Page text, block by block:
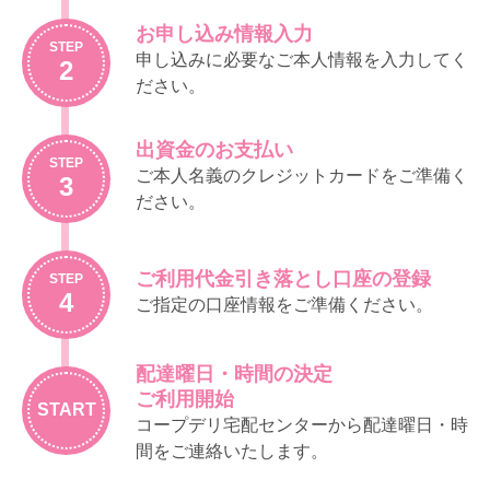
た商品の提供に関わる部分を除き、サー
ビスの提供の停止について、生協は責任
を負わないものとします。
第３条
組合員は、生協の定めにしたがって利用
登録を行うことで、前条に定める宅配事
業のサービスを利用することができま
います）の引落しに利用する銀行等金融
機関の口座の登録が必要です。登録口座
として、本人以外の口座を登録する場合
らの異議については、利用者が責任をも
って対応することとします。
未成年者が宅配事業の利用を希望する場
合は、当生協が定める利用限度額の範囲
達します。
利用者は、前項に定めるサービスのほ
か、次の事項のために宅配事業の仕組み
①各種サービス事業に関する紹介依頼
（生協は依頼を受けたサービス事業に
関する資料をお届けします）
③募金（生協は商品の代金とともに募金
額を預かり、あらかじめご案内した募
前項の②及び③に係る金銭の収受につい
ては、本規程の第１２条以下の定めると
ころによります。
生協は、年末など特殊な時期に関し別途
ご案内した場合を除き、基本的に毎週、
STEP
2
お申し込み情報入力
申し込みに必要なご本人情報を入力してく
ださい。
STEP
3
出資金のお支払い
ご本人名義のクレジットカードをご準備く
ださい。
STEP
4
ご利用代金引き落とし口座の登録
ご指定の口座情報をご準備ください。
START
配達曜日・時間の決定
ご利用開始
コープデリ宅配センターから配達曜日・時
間をご連絡いたします。